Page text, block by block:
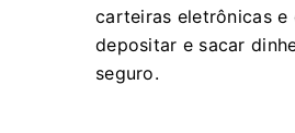
carteiras eletrônicas e
depositar e sacar
seguro.